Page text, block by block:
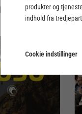
SILKEBORG
produkter og
indhold fra
Cookie indstillinger